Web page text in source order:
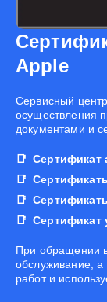
Apple
Cервисный
осуществления
документами и
Сертификат
Сертификат
При обращении
обслуживание, а
работ и